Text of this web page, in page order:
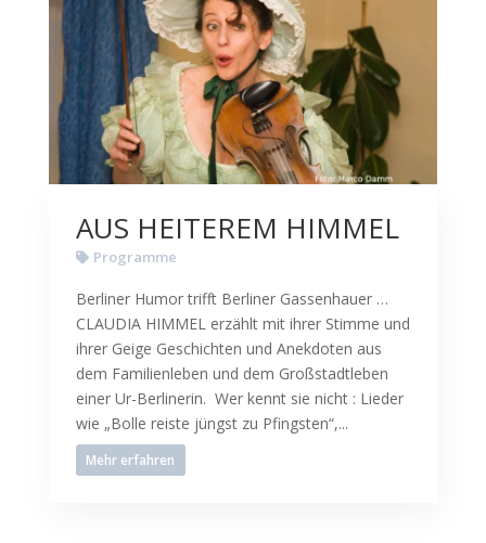
AUS HEITEREM HIMMEL
Programme
Berliner Humor trifft Berliner Gassenhauer …
CLAUDIA HIMMEL erzählt mit ihrer Stimme und
ihrer Geige Geschichten und Anekdoten aus
dem Familienleben und dem Großstadtleben
einer Ur-Berlinerin. Wer kennt sie nicht : Lieder
wie „Bolle reiste jüngst zu Pfingsten“,...
Mehr erfahren